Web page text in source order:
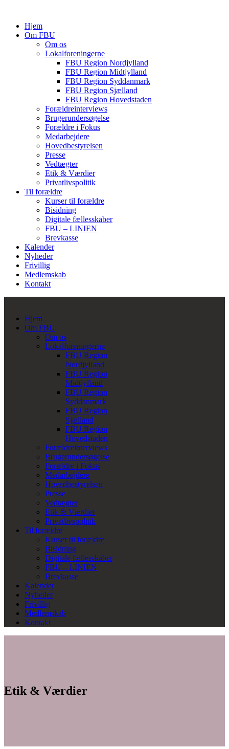
Hjem
Om FBU
Om os
Lokalforeningerne
FBU Region Nordjylland
FBU Region Midtjylland
FBU Region Syddanmark
FBU Region Sjælland
FBU Region Hovedstaden
Forældreinterviews
Brugerundersøgelse
Forældre i Fokus
Medarbejdere
Hovedbestyrelsen
Presse
Vedtægter
Etik & Værdier
Privatlivspolitik
Til forældre
Kurser til forældre
Bisidning
Digitale fællesskaber
FBU – LINIEN
Brevkasse
Kalender
Nyheder
Frivillig
Medlemskab
Kontakt
Hjem
Om FBU
Om os
Lokalforeningerne
FBU Region
Nordjylland
FBU Region
Midtjylland
FBU Region
Syddanmark
FBU Region
Sjælland
FBU Region
Hovedstaden
Forældreinterviews
Brugerundersøgelse
Forældre i Fokus
Medarbejdere
Hovedbestyrelsen
Presse
Vedtægter
Etik & Værdier
Privatlivspolitik
Til forældre
Kurser til forældre
Bisidning
Digitale fællesskaber
FBU – LINIEN
Brevkasse
Kalender
Nyheder
Frivillig
Medlemskab
Kontakt
Etik & Værdier